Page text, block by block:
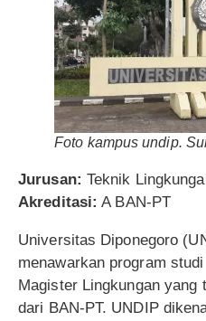
Foto kampus undip.
Jurusan: Teknik
Akreditasi: A BAN-PT
Universitas Diponegoro
menawarkan program
Magister Lingkungan yang
dari BAN-PT. UNDIP